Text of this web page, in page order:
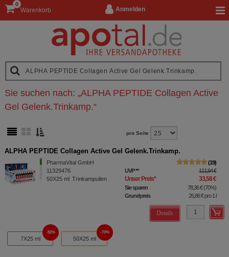
Anmelden
Warenkorb
0
Sie suchen nach: „ALPHA PEPTIDE Collagen Active
Gel Gelenk.Trinkamp.“
pro Seite
ALPHA PEPTIDE Collagen Active Gel Gelenk.Trinkamp.
PharmaVital GmbH
11329476
50X25 ml Trinkampullen
19
UVP** 111,94 €
Unser Preis* 33,58 €
Sie sparen 78,36 €(70%)
Grundpreis
26,86 €pro 1 l
Details
7X25 ml
82%
50X25 ml
70%